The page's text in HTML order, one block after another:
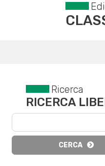
Ricerca
RICERCA
CERCA